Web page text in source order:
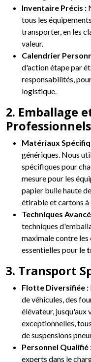
Inventaire Précis :
tous les
transporter, en les
valeur.
Calendrier
d'action étape par
responsabilités,
logistique.
2. Emballage
Professionnels
Matériaux
génériques. Nous
spécifiques pour
mesure pour les
papier bulle haute
étirable et cartons à
Techniques
techniques
maximale contre
essentielles pour le
3. Transport
Flotte Diversifiée :
de véhicules, des
élévateur, jusqu'aux
exceptionnelles,
de suspensions
Personnel Qualifié
experts dans le